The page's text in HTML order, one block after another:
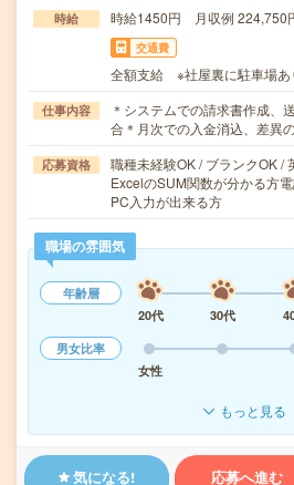
時給 時給1450円 月収例 224,750
交通費
全額支給 ※社屋裏に駐車場あ
仕事内容
＊システムでの請求書作成、
合＊月次での入金消込、差異
応募資格
職種未経験OK / ブランクOK /
ExcelのSUM関数が分かる方
PC入力が出来る方
職場の雰囲気
年齢層
20代
30代
男女比率
女性
もっと見る
気になる! 応募へ進む